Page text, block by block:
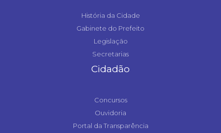
História da Cidade
Gabinete do Prefeito
Legislação
Secretarias
Cidadão
Concursos
Ouvidoria
Portal da Transparência